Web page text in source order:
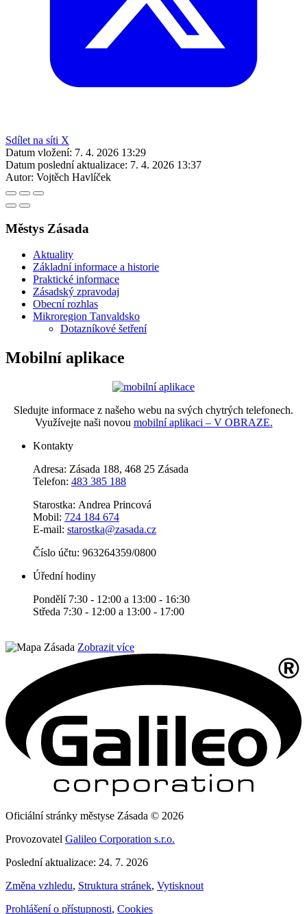
Sdílet na síti X
Datum vložení: 7. 4. 2026 13:29
Datum poslední aktualizace: 7. 4. 2026 13:37
Autor: Vojtěch Havlíček
Městys Zásada
Aktuality
Základní informace a historie
Praktické informace
Zásadský zpravodaj
Obecní rozhlas
Mikroregion Tanvaldsko
Dotazníkové šetření
Mobilní aplikace
Sledujte informace z našeho webu na svých chytrých telefonech.
Využívejte naši novou mobilní aplikaci – V OBRAZE.
Kontakty
Adresa: Zásada 188, 468 25 Zásada
Telefon: 483 385 188
Starostka: Andrea Princová
Mobil: 724 184 674
E-mail: starostka@zasada.cz
Číslo účtu: 963264359/0800
Úřední hodiny
Pondělí 7:30 - 12:00 a 13:00 - 16:30
Středa 7:30 - 12:00 a 13:00 - 17:00
Zobrazit více
Oficiální stránky městyse Zásada © 2026
Provozovatel Galileo Corporation s.r.o.
Poslední aktualizace: 24. 7. 2026
Změna vzhledu, Struktura stránek, Vytisknout
Prohlášení o přístupnosti, Cookies